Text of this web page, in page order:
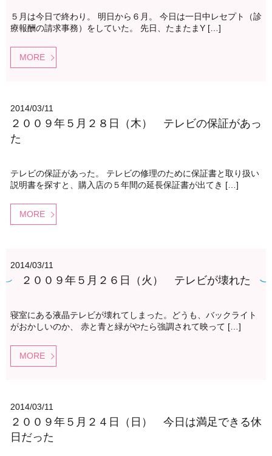
５月は今日で終わり。 明日から６月。 今日は一日中レセプト（診
療報酬の請求事務）をしていた。 先日、たまたまY […]
MORE
2014/03/11
２００９年５月２８日（木） テレビの保証があっ
た
テレビの保証があった。 テレビの修理のために保証書と取り扱い
説明書を探すと、購入店の５年間の延長保証書が出てき […]
MORE
2014/03/11
２００９年５月２６日（火） テレビが壊れた
寝室にある液晶テレビが壊れてしまった。どうも、バックライト
がおかしいのか、 赤と青と緑がやたら強調されて映って […]
MORE
2014/03/11
２００９年５月２４日（日） 今日は満足できる休
日だった